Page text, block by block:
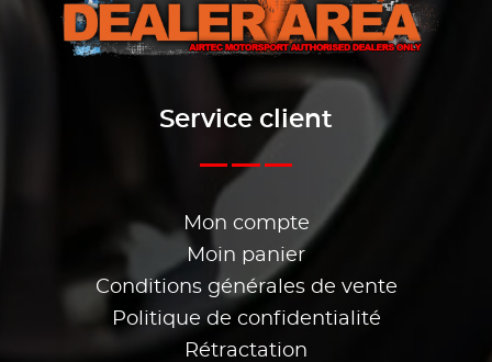
Service client
Mon compte
Moin panier
Conditions générales de vente
Politique de confidentialité
Rétractation